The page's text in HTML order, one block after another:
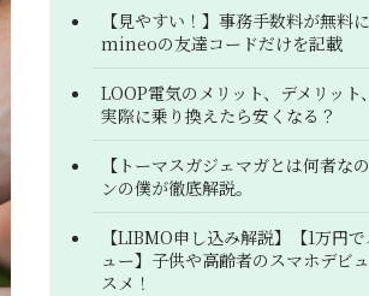
【見やすい！】事務手数料が無料
mineoの友達コードだけを記載
LOOP電気のメリット、デメリット
実際に乗り換えたら安くなる？
【トーマスガジェマガとは何者な
ンの僕が徹底解説。
【LIBMO申し込み解説】【1万円
ュー】子供や高齢者のスマホデビ
スメ！